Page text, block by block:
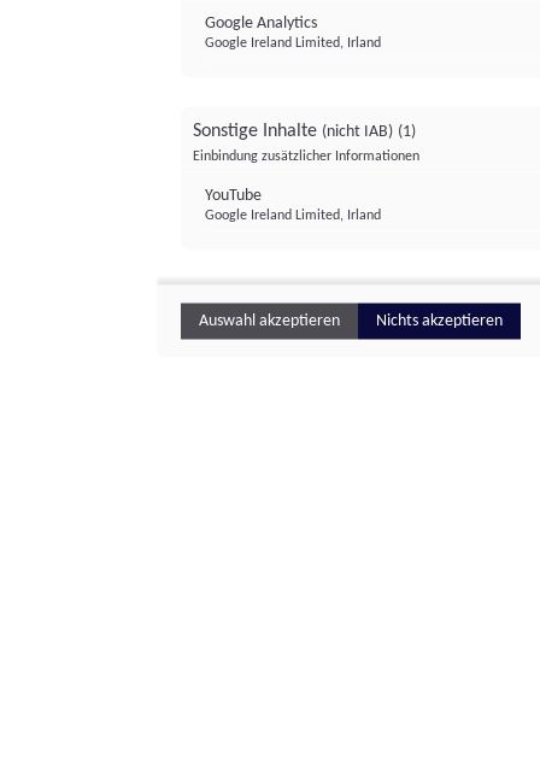
Google Analytics
Google Ireland Limited, Irland
Sonstige Inhalte (nicht IAB) (1)
Einbindung zusätzlicher Informationen
YouTube
Google Ireland Limited, Irland
Auswahl akzeptieren Nichts akzeptieren